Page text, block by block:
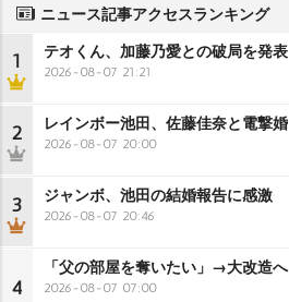
ニュース記事アクセスランキング
1 テオくん、加藤乃愛との破局を発表
2026-08-07 21:21
2 レインボー池田、佐藤佳奈と電撃婚
2026-08-07 20:00
3 ジャンボ、池田の結婚報告に感激
2026-08-07 20:46
4
「父の部屋を奪いたい」→大改造へ
2026-08-07 07:00